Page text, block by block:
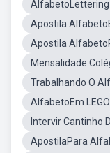
AlfabetoLettering
Apostila
Apostila
Mensalidade
Trabalhando O
AlfabetoEm LEGO
Intervir Cantinho
ApostilaPara